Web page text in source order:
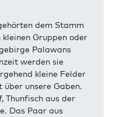
dem Stamm
Gruppen oder
Palawans
werden sie
kleine Felder
unsere Gaben.
Thunfisch aus der
Das Paar aus